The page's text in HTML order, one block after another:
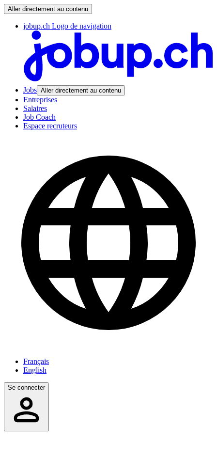
Aller directement au contenu
jobup.ch Logo de navigation
Jobs Aller directement au contenu
Entreprises
Salaires
Job Coach
Espace recruteurs
Français
English
Se connecter